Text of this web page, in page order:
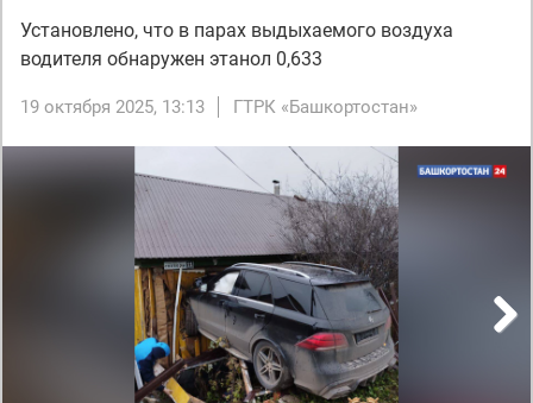
Установлено, что в парах выдыхаемого воздуха
водителя обнаружен этанол 0,633
19 октября 2025, 13:13 ГТРК «Башкортостан»